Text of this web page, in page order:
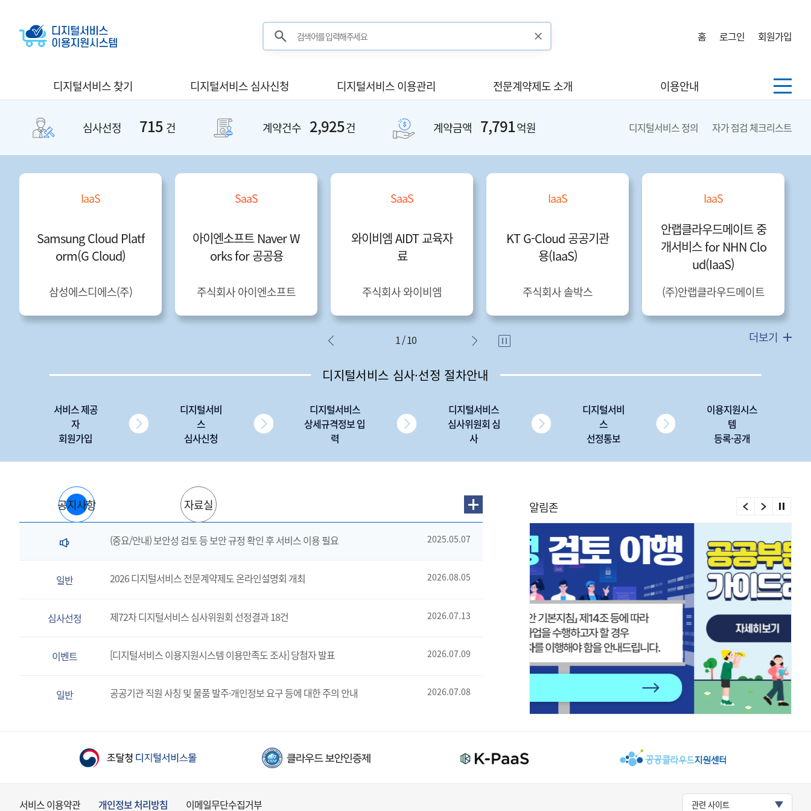
검색어를 입력해주세요 홈 로그인 회원가입
디지털서비스 찾기 디지털서비스 심사신청 디지털서비스 이용관리 전문계약제도 소개 이용안내
심사선정 715 건 계약건수 2,925건 계약금액 7,791억원 디지털서비스 정의 자가 점검 체크리스트
IaaS
Samsung Cloud Platf
orm(G Cloud)
삼성에스디에스(주)
SaaS
아이엔소프트 Naver W
orks for 공공용
주식회사 아이엔소프트
SaaS
와이비엠 AIDT 교육자
료
주식회사 와이비엠
IaaS
KT G-Cloud 공공기관
용(IaaS)
주식회사 솔박스
IaaS
안랩클라우드메이트 중
개서비스 for NHN Clo
ud(IaaS)
(주)안랩클라우드메이트
1 / 10 더보기
디지털서비스 심사·선정 절차안내
서비스 제공
자
회원가입
디지털서비
스
심사신청
디지털서비스
상세규격정보 입
력
디지털서비스
심사위원회 심
사
디지털서비
스
선정통보
이용지원시스
템
등록·공개
공지사항 자료실
(중요/안내) 보안성 검토 등 보안 규정 확인 후 서비스 이용 필요 2025.05.07
일반 2026 디지털서비스 전문계약제도 온라인설명회 개최 2026.08.05
심사선정 제72차 디지털서비스 심사위원회 선정결과 18건 2026.07.13
이벤트 [디지털서비스 이용지원시스템 이용만족도 조사] 당첨자 발표 2026.07.09
일반 공공기관 직원 사칭 및 물품 발주·개인정보 요구 등에 대한 주의 안내 2026.07.08
알림존
서비스 이용약관 개인정보 처리방침 이메일무단수집거부 관련 사이트